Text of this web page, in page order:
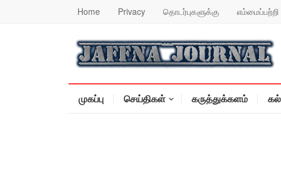
Home Privacy தொடர்புகளுக்கு எம்மைப்பற்றி
முகப்பு செய்திகள் கருத்துக்களம்